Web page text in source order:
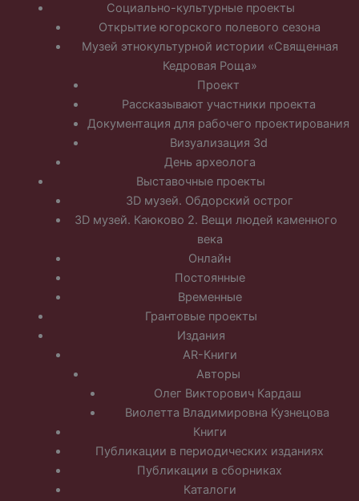
Социально-культурные проекты
Открытие югорского полевого сезона
Музей этнокультурной истории «Священная
Кедровая Роща»
Проект
Рассказывают участники проекта
Документация для рабочего проектирования
Визуализация 3d
День археолога
Выставочные проекты
3D музей. Обдорский острог
3D музей. Каюково 2. Вещи людей каменного
века
Онлайн
Постоянные
Временные
Грантовые проекты
Издания
AR-Книги
Авторы
Олег Викторович Кардаш
Виолетта Владимировна Кузнецова
Книги
Публикации в периодических изданиях
Публикации в сборниках
Каталоги